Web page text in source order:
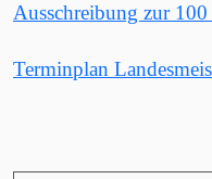
Ausschreibung zur 100
Terminplan